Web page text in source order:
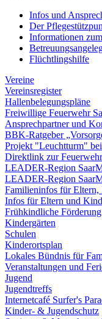
Infos und
Der
Informationen
Flüchtlingshilfe
Vereine
Vereinsregister
Hallenbelegungspläne
Freiwillige Feuerwehr
Ansprechpartner und
BBK-Ratgeber
Projekt "Leuchtturm"
Direktlink zur
LEADER-Region
LEADER-Region
Familieninfos für Eltern,
Infos für Eltern und
Frühkindliche Förderung
Kindergärten
Schulen
Kinderortsplan
Lokales Bündnis für
Veranstaltungen und
Jugend
Jugendtreffs
Internetcafé Surfer's
Kinder- & Jugendschutz